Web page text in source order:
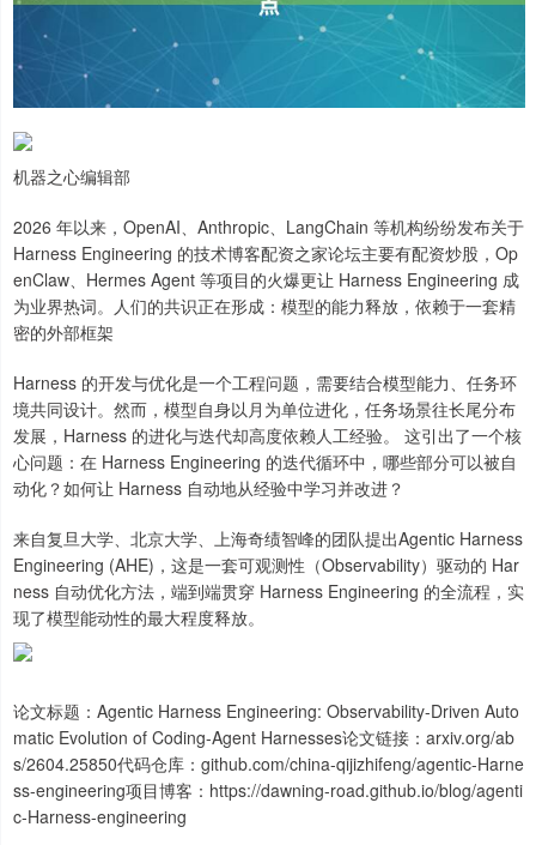
机器之心编辑部
2026 年以来，OpenAI、Anthropic、LangChain 等机构纷纷发布关于
Harness Engineering 的技术博客配资之家论坛主要有配资炒股，Op
enClaw、Hermes Agent 等项目的火爆更让 Harness Engineering 成
为业界热词。人们的共识正在形成：模型的能力释放，依赖于一套精
密的外部框架
Harness 的开发与优化是一个工程问题，需要结合模型能力、任务环
境共同设计。然而，模型自身以月为单位进化，任务场景往长尾分布
发展，Harness 的进化与迭代却高度依赖人工经验。 这引出了一个核
心问题：在 Harness Engineering 的迭代循环中，哪些部分可以被自
动化？如何让 Harness 自动地从经验中学习并改进？
来自复旦大学、北京大学、上海奇绩智峰的团队提出Agentic Harness
Engineering (AHE)，这是一套可观测性（Observability）驱动的 Har
ness 自动优化方法，端到端贯穿 Harness Engineering 的全流程，实
现了模型能动性的最大程度释放。
论文标题：Agentic Harness Engineering: Observability-Driven Auto
matic Evolution of Coding-Agent Harnesses论文链接：arxiv.org/ab
s/2604.25850代码仓库：github.com/china-qijizhifeng/agentic-Harne
ss-engineering项目博客：https://dawning-road.github.io/blog/agenti
c-Harness-engineering